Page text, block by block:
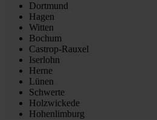
Dortmund
Hagen
Witten
Bochum
Castrop-Rauxel
Iserlohn
Herne
Lünen
Schwerte
Holzwickede
Hohenlimburg